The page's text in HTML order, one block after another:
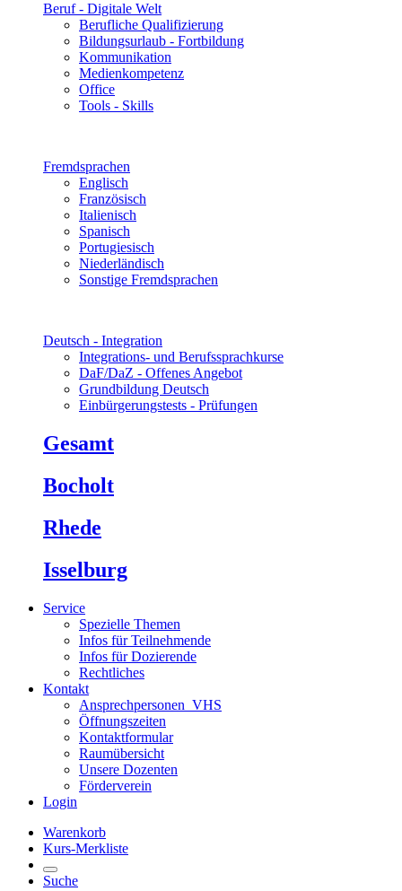
Beruf - Digitale Welt
Berufliche Qualifizierung
Bildungsurlaub - Fortbildung
Kommunikation
Medienkompetenz
Office
Tools - Skills
Fremdsprachen
Englisch
Französisch
Italienisch
Spanisch
Portugiesisch
Niederländisch
Sonstige Fremdsprachen
Deutsch - Integration
Integrations- und Berufssprachkurse
DaF/DaZ - Offenes Angebot
Grundbildung Deutsch
Einbürgerungstests - Prüfungen
Gesamt
Bocholt
Rhede
Isselburg
Service
Spezielle Themen
Infos für Teilnehmende
Infos für Dozierende
Rechtliches
Kontakt
Ansprechpersonen_VHS
Öffnungszeiten
Kontaktformular
Raumübersicht
Unsere Dozenten
Förderverein
Login
Warenkorb
Kurs-Merkliste
Suche